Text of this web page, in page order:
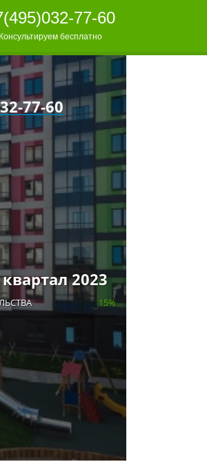
77-60
Консультируем бесплатно
77-60
2023
15%